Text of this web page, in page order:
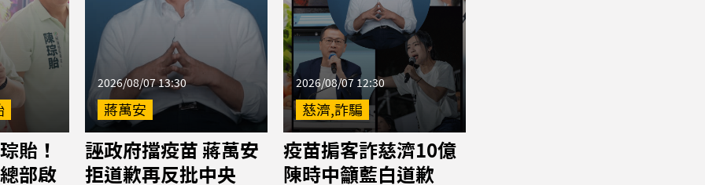
貽！
部啟
2026/08/07 13:30
蔣萬安
誣政府擋疫苗 蔣萬安
拒道歉再反批中央
2026/08/07 12:30
慈濟,詐騙
疫苗掮客詐慈濟10億
陳時中籲藍白道歉